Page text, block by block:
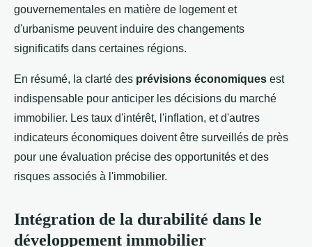
gouvernementales en matière de logement et
d'urbanisme peuvent induire des changements
significatifs dans certaines régions.
En résumé, la clarté des prévisions économiques est
indispensable pour anticiper les décisions du marché
immobilier. Les taux d'intérêt, l'inflation, et d'autres
indicateurs économiques doivent être surveillés de près
pour une évaluation précise des opportunités et des
risques associés à l'immobilier.
Intégration de la durabilité dans le
développement immobilier